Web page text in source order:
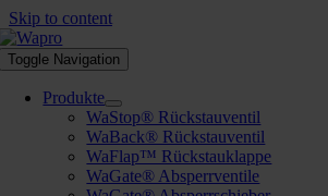
Skip to content
Toggle Navigation
Produkte
WaStop® Rückstauventil
WaBack® Rückstauventil
WaFlap™ Rückstauklappe
WaGate® Absperrventile